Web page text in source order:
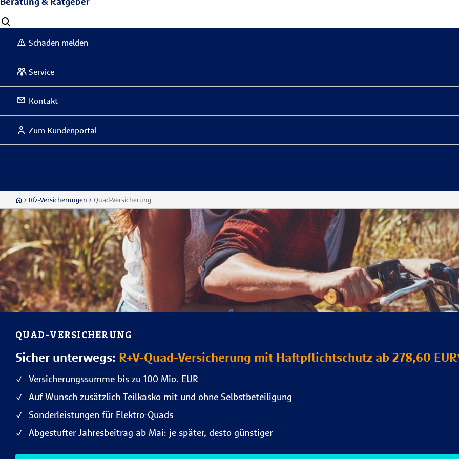
Schaden melden
Service
Kontakt
Zum Kundenportal
Kfz-Versicherungen Quad-Versicherung
QUAD-VERSICHERUNG
Sicher unterwegs: R+V-Quad-Versicherung mit Haftpflichtschutz ab 278,60
Versicherungssumme bis zu 100 Mio. EUR
Auf Wunsch zusätzlich Teilkasko mit und ohne Selbstbeteiligung
Sonderleistungen für Elektro-Quads
Abgestufter Jahresbeitrag ab Mai: je später, desto günstiger